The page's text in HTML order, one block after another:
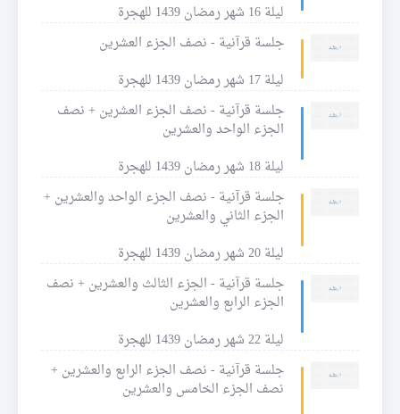
ليلة 16 شهر رمضان 1439 للهجرة
جلسة قرآنية - نصف الجزء العشرين
ليلة 17 شهر رمضان 1439 للهجرة
جلسة قرآنية - نصف الجزء العشرين + نصف
الجزء الواحد والعشرين
ليلة 18 شهر رمضان 1439 للهجرة
جلسة قرآنية - نصف الجزء الواحد والعشرين +
الجزء الثاني والعشرين
ليلة 20 شهر رمضان 1439 للهجرة
جلسة قرآنية - الجزء الثالث والعشرين + نصف
الجزء الرابع والعشرين
ليلة 22 شهر رمضان 1439 للهجرة
جلسة قرآنية - نصف الجزء الرابع والعشرين +
نصف الجزء الخامس والعشرين